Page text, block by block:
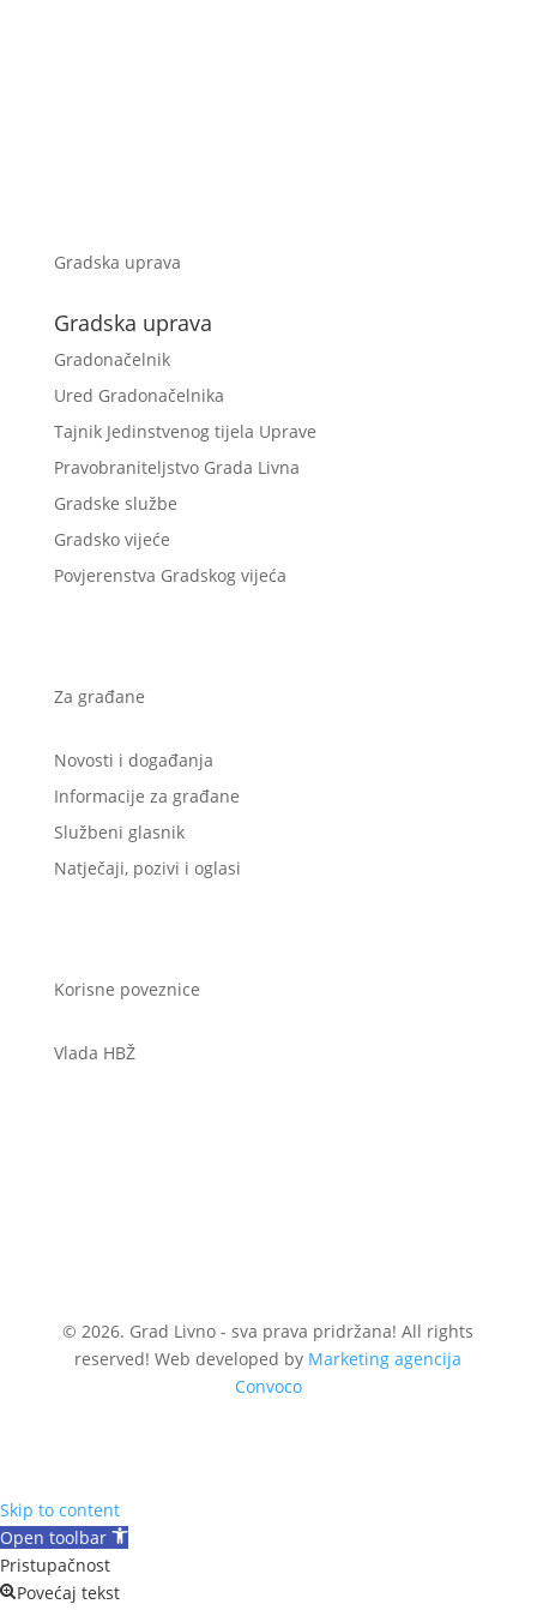
Gradska uprava
Gradska uprava
Gradonačelnik
Ured Gradonačelnika
Tajnik Jedinstvenog tijela Uprave
Pravobraniteljstvo Grada Livna
Gradske službe
Gradsko vijeće
Povjerenstva Gradskog vijeća
Za građane
Novosti i događanja
Informacije za građane
Službeni glasnik
Natječaji, pozivi i oglasi
Korisne poveznice
Vlada HBŽ
© 2026. Grad Livno - sva prava pridržana! All rights
reserved! Web developed by Marketing agencija
Convoco
Skip to content
Open toolbar
Pristupačnost
Povećaj tekst